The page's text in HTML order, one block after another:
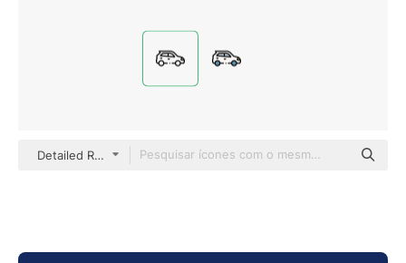
Detailed Rounded Lineal